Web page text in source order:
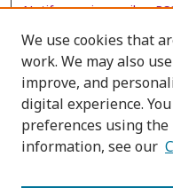
Notify me via email or
Browse
Collections
Disciplines
Authors
We use cookies that
work. We may also
improve, and
digital experience.
preferences using the
information, see our